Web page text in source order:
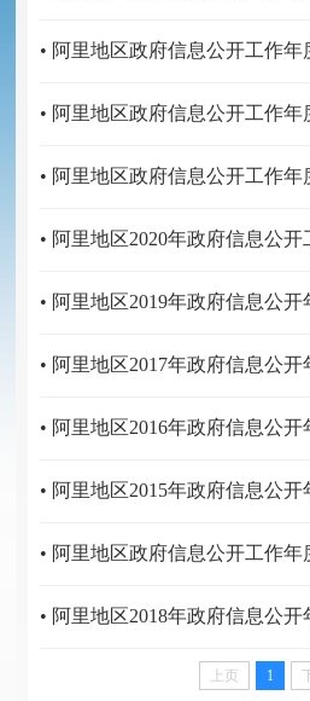
• 阿里地区2019年政府信息公开
• 阿里地区2017年政府信息公开
• 阿里地区2016年政府信息公开
• 阿里地区2015年政府信息公开
• 阿里地区2018年政府信息公开
上页 1